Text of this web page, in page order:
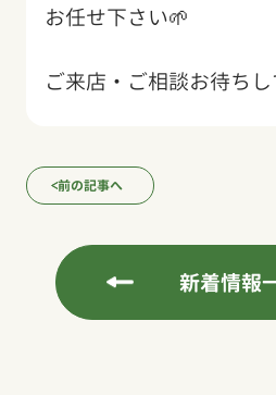
お任せ下さい🌱
ご来店・ご相談お待ち
前の記事へ
新着情報